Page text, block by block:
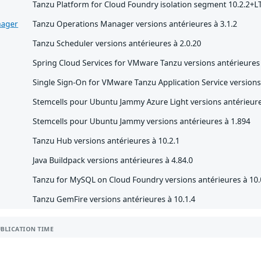
Tanzu Platform for Cloud Foundry isolation segment
Tanzu Operations Manager versions antérieures à 3.1.2
Tanzu Scheduler versions antérieures à 2.0.20
Spring Cloud Services for VMware Tanzu versions antérieures
Single Sign-On for VMware Tanzu Application Service
Stemcells pour Ubuntu Jammy Azure Light versions
Stemcells pour Ubuntu Jammy versions antérieures à 1.894
Tanzu Hub versions antérieures à 10.2.1
Java Buildpack versions antérieures à 4.84.0
Tanzu for MySQL on Cloud Foundry versions antérieures à
Tanzu GemFire versions antérieures à 10.1.4
TIME